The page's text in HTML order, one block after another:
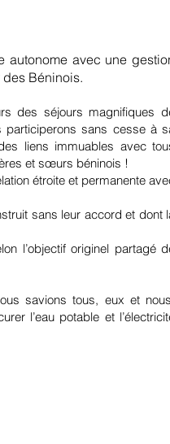
autonome avec une
Béninois.
des séjours magnifiques
sans cesse à
liens immuables avec
et sœurs béninois !
étroite et permanente
sans leur accord et dont
l’objectif originel partagé
savions tous, eux et
l’eau potable et